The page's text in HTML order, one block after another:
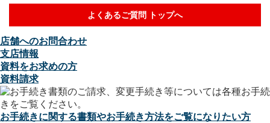
よくあるご質問 トップへ
店舗へのお問合わせ
支店情報
資料をお求めの方
資料請求
お手続きに関する書類やお手続き方法をご覧になりたい方